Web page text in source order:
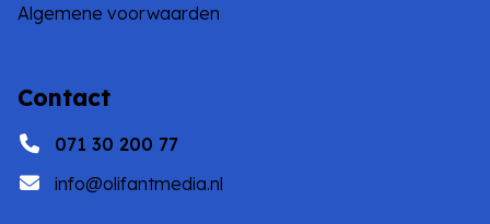
Algemene voorwaarden
Contact
071 30 200 77
info@olifantmedia.nl